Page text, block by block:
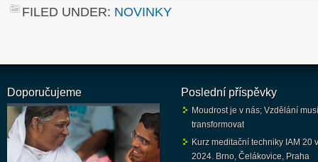
FILED UNDER: NOVINKY
Doporučujeme Poslední příspěvky
Moudrost je v nás; Vzdělání musí
transformovat
Kurz meditační techniky IAM 20
2024. Brno, Čelákovice, Praha